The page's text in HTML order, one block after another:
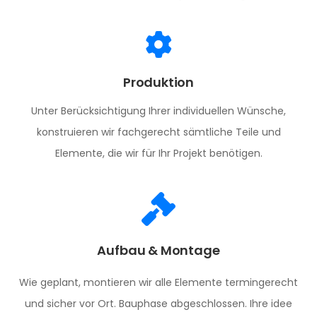
Produktion
Unter Berücksichtigung Ihrer individuellen Wünsche,
konstruieren wir fachgerecht sämtliche Teile und
Elemente, die wir für Ihr Projekt benötigen.
Aufbau & Montage
Wie geplant, montieren wir alle Elemente termingerecht
und sicher vor Ort. Bauphase abgeschlossen. Ihre idee